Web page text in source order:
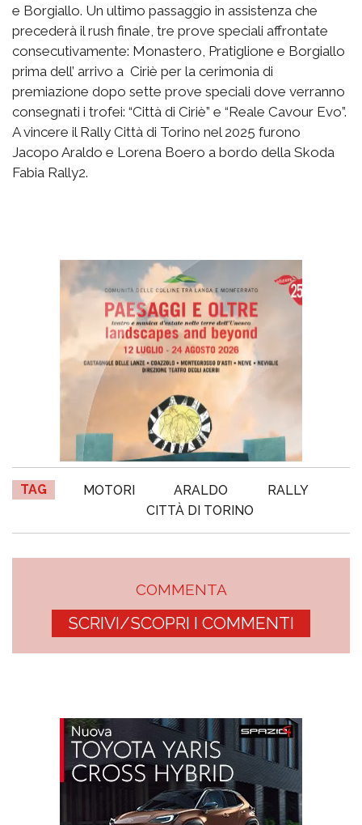
e Borgiallo. Un ultimo passaggio in assistenza che
precederà il rush finale, tre prove speciali affrontate
consecutivamente: Monastero, Pratiglione e Borgiallo
prima dell’ arrivo a Ciriè per la cerimonia di
premiazione dopo sette prove speciali dove verranno
consegnati i trofei: “Città di Ciriè” e “Reale Cavour Evo”.
A vincere il Rally Città di Torino nel 2025 furono
Jacopo Araldo e Lorena Boero a bordo della Skoda
Fabia Rally2.
TAG MOTORI ARALDO
RALLY
CITTÀ DI TORINO
COMMENTA
SCRIVI/SCOPRI I COMMENTI